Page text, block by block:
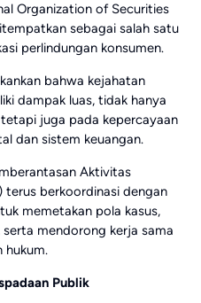
Organization of Securities
sebagai salah satu
perlindungan konsumen.
bahwa kejahatan
dampak luas, tidak hanya
juga pada kepercayaan
dan sistem keuangan.
Aktivitas
terus berkoordinasi dengan
memetakan pola kasus,
mendorong kerja sama
hukum.
Publik